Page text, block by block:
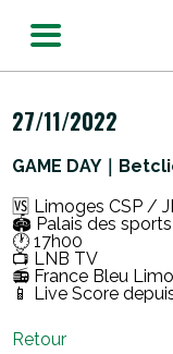
27/11/2022
GAME DAY｜
🆚 Limoges CSP /
🏟️ Palais des
🕐 17h00
📺 LNB TV
📻 France Bleu
📱 Live Score
Retour